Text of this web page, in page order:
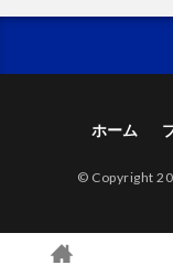
ホーム
© Copyright